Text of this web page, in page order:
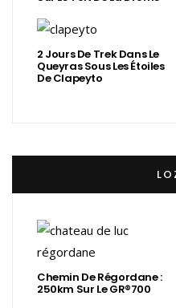
2 Jours De Trek Dans Le
Queyras Sous Les Étoiles
De Clapeyto
Chemin De Régordane :
250km Sur Le GR®700